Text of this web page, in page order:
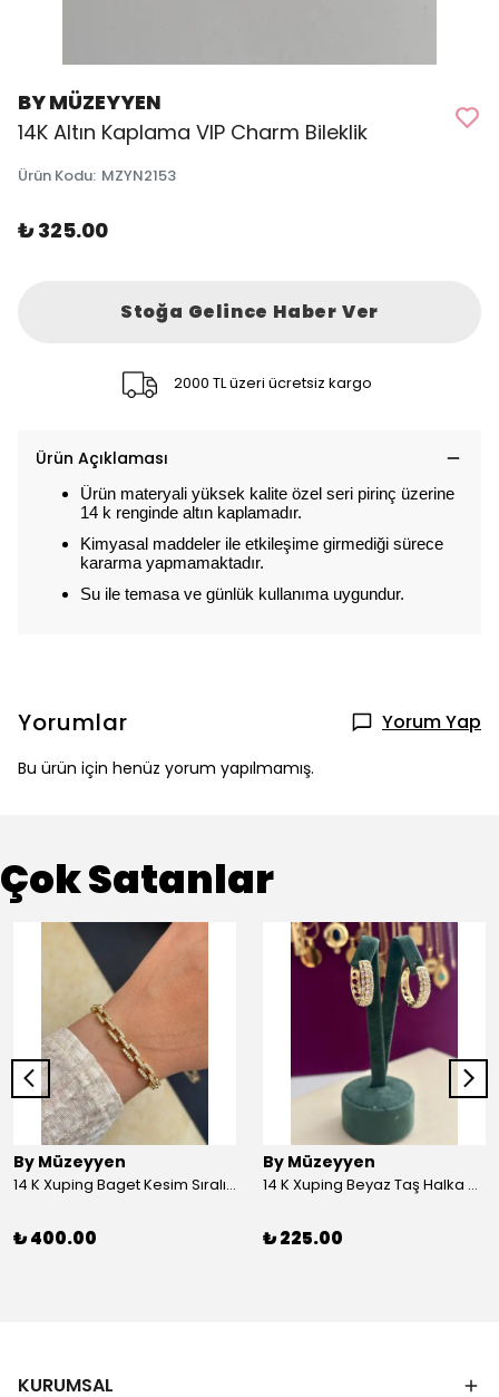
BY MÜZEYYEN
14K Altın Kaplama VIP Charm Bileklik
Ürün Kodu: MZYN2153
₺ 325.00
Stoğa Gelince Haber Ver
2000 TL üzeri ücretsiz kargo
Ürün Açıklaması
Ürün materyali yüksek kalite özel seri pirinç üzerine
14 k renginde altın kaplamadır.
Kimyasal maddeler ile etkileşime girmediği sürece
kararma yapmamaktadır.
Su ile temasa ve günlük kullanıma uygundur.
Yorumlar Yorum Yap
Bu ürün için henüz yorum yapılmamış.
Çok Satanlar
By Müzeyyen
14 K Xuping Baget Kesim Sıralı Bileklik
₺ 400.00
By Müzeyyen
14 K Xuping Beyaz Taş Halka Küpe
₺ 225.00
KURUMSAL